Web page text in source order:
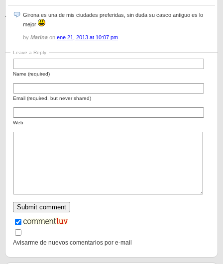
Girona es una de mis ciudades preferidas, sin duda su casco antiguo es lo
mejor
by Marina on ene 21, 2013 at 10:07 pm
Leave a Reply
Name (required)
Email (required, but never shared)
Web
Avisarme de nuevos comentarios por e-mail